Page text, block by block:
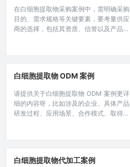
拓展白细胞提取物产品业务。 企业A首先
对市场进行了深入调
在白细胞提取物采购案例中，需明确采购
目的、需求规格等关键要素，要考量供应
商的选择，包括其资质、信誉以及产品质
后续保障工作，以保障产品质量和供应稳
物作为一种具有重要价值的生物制品，其
在疾病诊断、治疗及科研探索中发挥着关
键作用
白细胞提取物 ODM 案例
请提供关于白细胞提取物 ODM 案例更详
细的内容呀，比如涉及的企业、具体产品
研发过程、应用场景、合作模式、取得的
求梳理合作设计阶段生产实施成果与反馈
白细胞提取物代加工案例